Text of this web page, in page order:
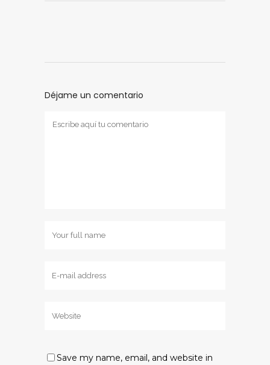
Déjame un comentario
Save my name, email, and website in